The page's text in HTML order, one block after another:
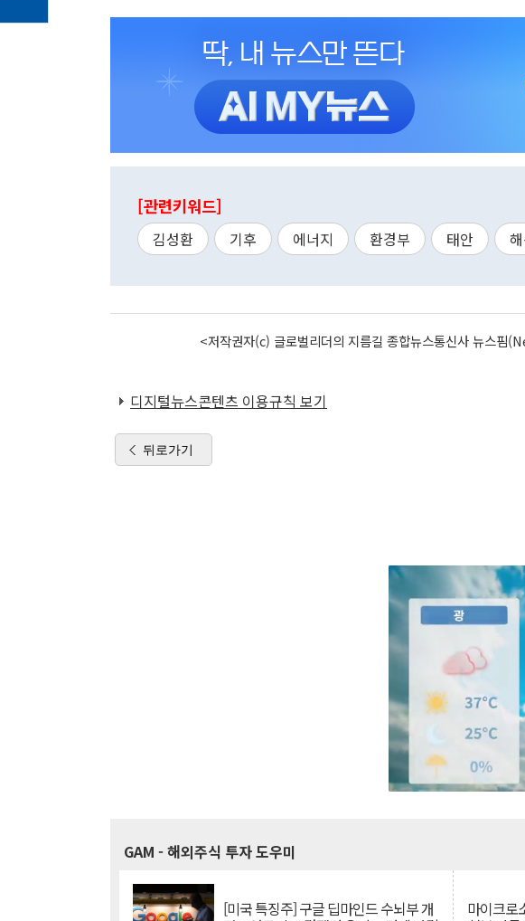
[관련키워드]
김성환 기후 에너지 환경부 태안
<저작권자(c) 글로벌리더의 지름길 종합뉴스통신사 뉴스핌
디지털뉴스콘텐츠 이용규칙 보기
뒤로가기
GAM - 해외주식 투자 도우미
[미국 특징주] 구글 딥마인드 수뇌부 개 마이크로